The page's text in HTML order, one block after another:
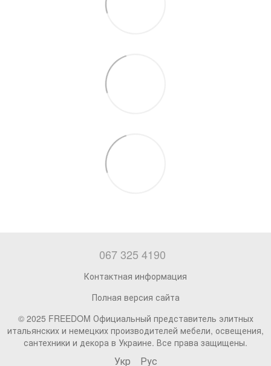
067 325 4190
Контактная информация
Полная версия сайта
© 2025 FREEDOM Официальный представитель элитных
итальянских и немецких производителей мебели, освещения,
сантехники и декора в Украине. Все права защищены.
Укр Рус